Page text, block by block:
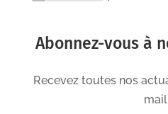
Abonnez-vous à
Recevez toutes nos
mail